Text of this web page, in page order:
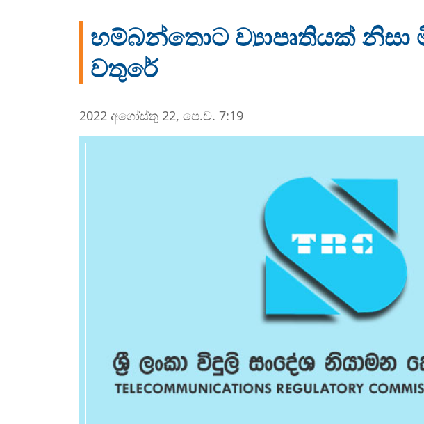
හම්බන්තොට ව්‍යාපෘතියක් නිසා
වතුරේ
2022 අගෝස්‍තු 22, පෙ.ව. 7:19